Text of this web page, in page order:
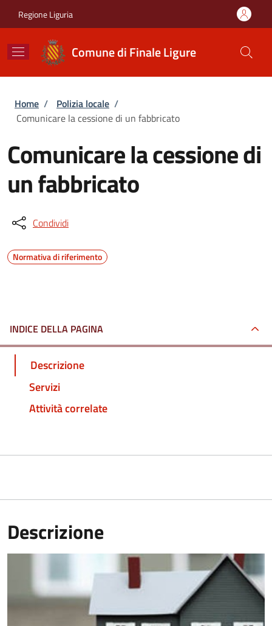
Regione Liguria
Comune di Finale Ligure
Briciole di pane
Home / Polizia locale /
Comunicare la cessione di un fabbricato
Comunicare la cessione di
un fabbricato
Condividi
Normativa di riferimento
INDICE DELLA PAGINA
Descrizione
Servizi
Attività correlate
Descrizione